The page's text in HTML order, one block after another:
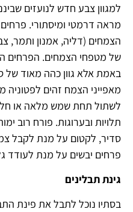
למגוון צבע חדש לנועזים
מראה דרמטי ומיסתורי.
הצמחים (דליה, אמנון ותמר,
של מטפחי הצמחים. הפרחים
באמת אלא גוון כהה מאוד של
מאפייני הצמח זהים
לשתול תחת שמש מלאה או
תלויות ובערוגות. פורח רוב
סדיר, לקטום על מנת לקבל
פרחים יבשים על מנת לעודד
גינת תבלינים
בסתיו נוכל לתבל את פינת